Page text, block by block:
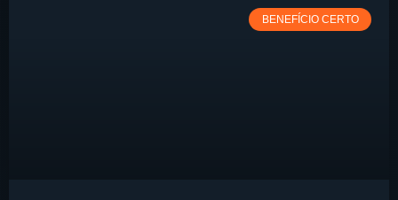
BENEFÍCIO CERTO